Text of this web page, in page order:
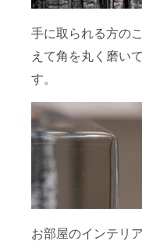
手に取られる方の
えて角を丸く磨い
す。
お部屋のインテリ